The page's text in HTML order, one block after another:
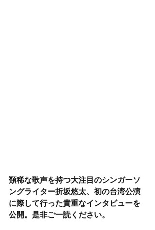
類稀な歌声を持つ大注目のシンガーソ
ングライター折坂悠太、初の台湾公演
に際して行った貴重なインタビューを
公開。是非ご一読ください。